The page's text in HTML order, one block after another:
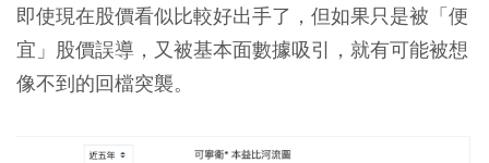
即使現在股價看似比較好出手了，但如果只是被「便
宜」股價誤導，又被基本面數據吸引，就有可能被想
像不到的回檔突襲。